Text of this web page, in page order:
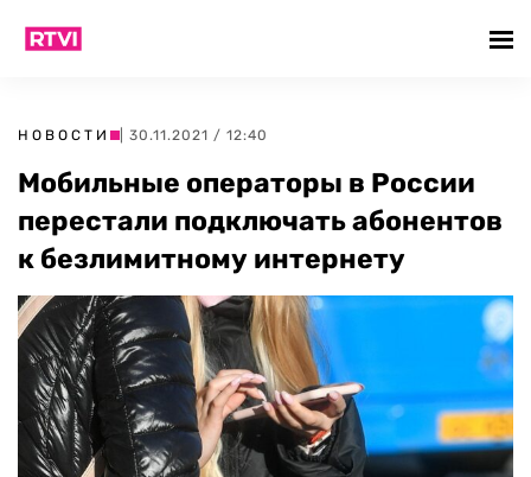
НОВОСТИ | 30.11.2021 / 12:40
Мобильные операторы в России
перестали подключать абонентов
к безлимитному интернету